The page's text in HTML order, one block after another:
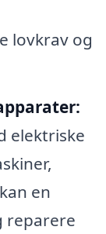
lovkrav og
elektriske
en
reparere